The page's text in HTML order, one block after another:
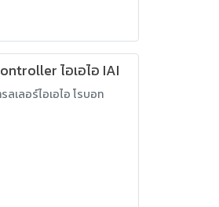
ไอเอไอ IAI
ลเลอร์ไอเอไอ โรบอท